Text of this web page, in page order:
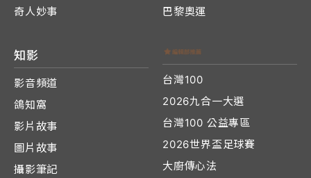
奇人妙事
巴黎奧運
知影
影音頻道
鴿知窩
影片故事
圖片故事
攝影筆記
台灣100
2026九合一大選
台灣100 公益專區
2026世界盃足球賽
大廚傳心法